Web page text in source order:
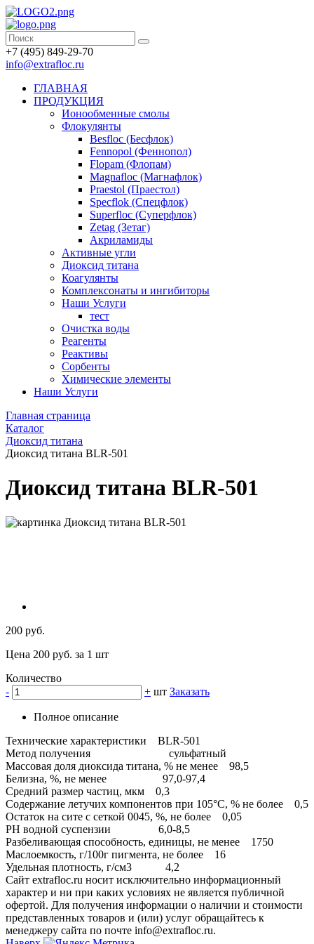
+7 (495) 849-29-70
info@extrafloc.ru
ГЛАВНАЯ
ПРОДУКЦИЯ
Ионообменные смолы
Флокулянты
Besfloc (Бесфлок)
Fennopol (Феннопол)
Flopam (Флопам)
Magnafloc (Магнафлок)
Praestol (Праестол)
Specflok (Спецфлок)
Superfloc (Суперфлок)
Zetag (Зетаг)
Акриламиды
Активные угли
Диоксид титана
Коагулянты
Комплексонаты и ингибиторы
Наши Услуги
тест
Очистка воды
Реагенты
Реактивы
Сорбенты
Химические элементы
Наши Услуги
Главная страница
Каталог
Диоксид титана
Диоксид титана BLR-501
Диоксид титана BLR-501
200 руб.
Цена 200 руб. за 1 шт
Количество
-
+ шт Заказать
Полное описание
Технические характеристики BLR-501
Метод получения сульфатный
Массовая доля диоксида титана, % не менее 98,5
Белизна, %, не менее 97,0-97,4
Средний размер частиц, мкм 0,3
Содержание летучих компонентов при 105°С, % не более 0,5
Остаток на сите с сеткой 0045, %, не более 0,05
РН водной суспензии 6,0-8,5
Разбеливающая способность, единицы, не менее 1750
Маслоемкость, г/100г пигмента, не более 16
Удельная плотность, г/см3 4,2
Сайт extrafloc.ru носит исключительно информационный
характер и ни при каких условиях не является публичной
офертой. Для получения информации о наличии и стоимости
представленных товаров и (или) услуг обращайтесь к
менеджеру сайта по почте info@extrafloc.ru.